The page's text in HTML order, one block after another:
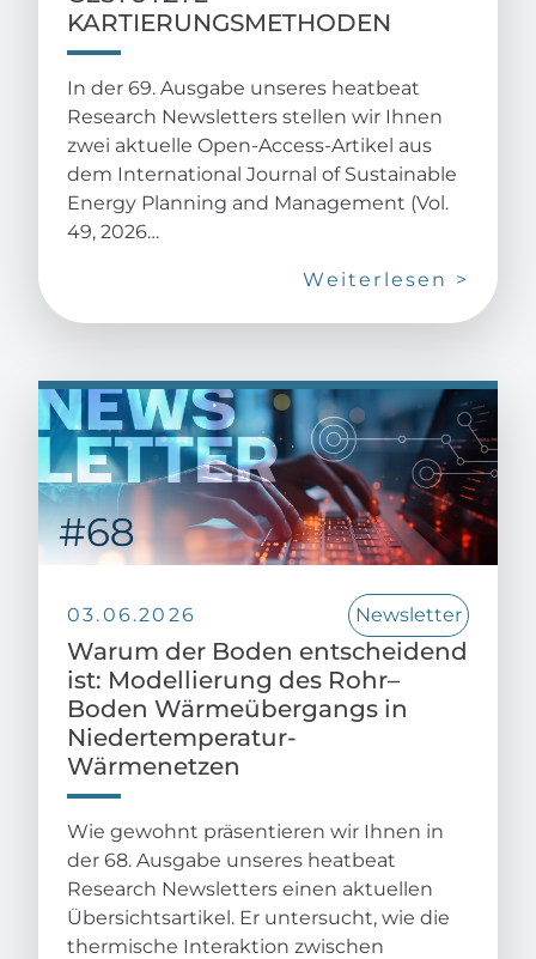
KARTIERUNGSMETHODEN
In der 69. Ausgabe unseres heatbeat
Research Newsletters stellen wir Ihnen
zwei aktuelle Open-Access-Artikel aus
dem International Journal of Sustainable
Energy Planning and Management (Vol.
49, 2026…
Weiterlesen >
03.06.2026 Newsletter
Warum der Boden entscheidend
ist: Modellierung des Rohr–
Boden Wärmeübergangs in
Niedertemperatur-
Wärmenetzen
Wie gewohnt präsentieren wir Ihnen in
der 68. Ausgabe unseres heatbeat
Research Newsletters einen aktuellen
Übersichtsartikel. Er untersucht, wie die
thermische Interaktion zwischen